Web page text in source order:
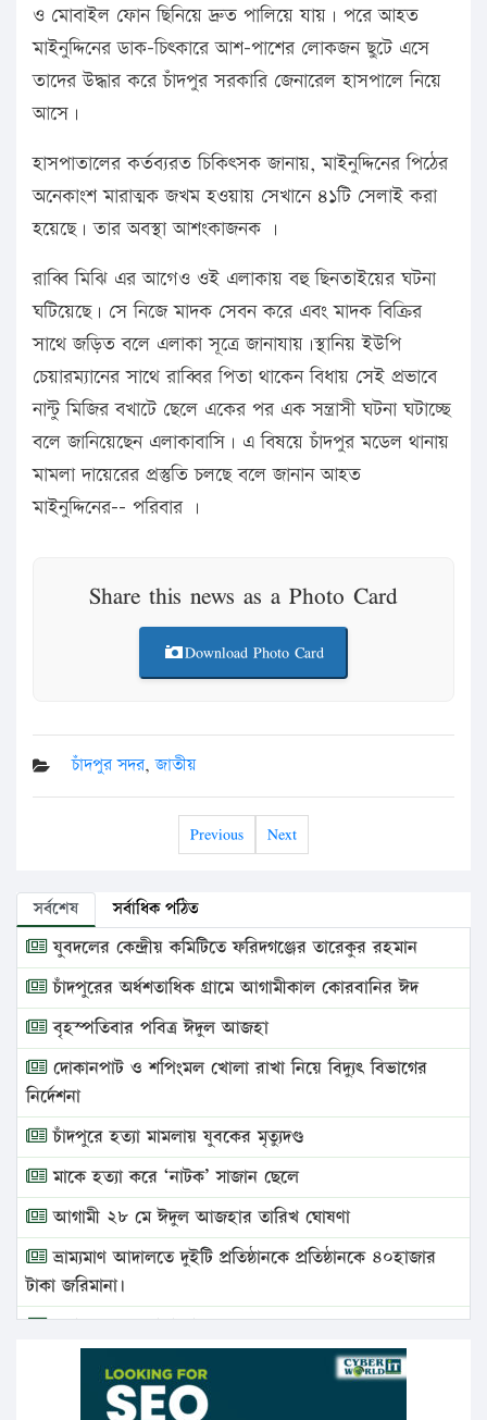
ও মোবাইল ফোন ছিনিয়ে দ্রুত পালিয়ে যায়। পরে আহত
মাইনুদ্দিনের ডাক-চিৎকারে আশ-পাশের লোকজন ছুটে এসে
তাদের উদ্ধার করে চাঁদপুর সরকারি জেনারেল হাসপালে নিয়ে
আসে।
হাসপাতালের কর্তব্যরত চিকিৎসক জানায়, মাইনুদ্দিনের পিঠের
অনেকাংশ মারাত্মক জখম হওয়ায় সেখানে ৪১টি সেলাই করা
হয়েছে। তার অবস্থা আশংকাজনক ।
রাব্বি মিঝি এর আগেও ওই এলাকায় বহু ছিনতাইয়ের ঘটনা
ঘটিয়েছে। সে নিজে মাদক সেবন করে এবং মাদক বিক্রির
সাথে জড়িত বলে এলাকা সূত্রে জানাযায়।স্থানিয় ইউপি
চেয়ারম্যানের সাথে রাব্বির পিতা থাকেন বিধায় সেই প্রভাবে
নান্টু মিজির বখাটে ছেলে একের পর এক সন্ত্রাসী ঘটনা ঘটাচ্ছে
বলে জানিয়েছেন এলাকাবাসি। এ বিষয়ে চাঁদপুর মডেল থানায়
মামলা দায়েরের প্রস্তুতি চলছে বলে জানান আহত
মাইনুদ্দিনের–– পরিবার ।
Share this news as a Photo Card
Download Photo Card
চাঁদপুর সদর,জাতীয়
Previous Next
সর্বশেষ সর্বাধিক পঠিত
যুবদলের কেন্দ্রীয় কমিটিতে ফরিদগঞ্জের তারেকুর রহমান
চাঁদপুরের অর্ধশতাধিক গ্রামে আগামীকাল কোরবানির ঈদ
বৃহস্পতিবার পবিত্র ঈদুল আজহা
দোকানপাট ও শপিংমল খোলা রাখা নিয়ে বিদ্যুৎ বিভাগের
নির্দেশনা
চাঁদপুরে হত্যা মামলায় যুবকের মৃত্যুদণ্ড
মাকে হত্যা করে ‘নাটক’ সাজান ছেলে
আগামী ২৮ মে ঈদুল আজহার তারিখ ঘোষণা
ভ্রাম্যমাণ আদালতে দুইটি প্রতিষ্ঠানকে প্রতিষ্ঠানকে ৪০হাজার
টাকা জরিমানা।
এবার লঞ্চের ভাড়া বাড়ল
১৭ থেকে ২১ শতাংশ বিদ্যুতের দাম বাড়ানোর প্রস্তাব পিডিবির
১৬ মে চাঁদপুর ও ২৫ মে ফেনী সফরে যাবেন প্রধানমন্ত্রী